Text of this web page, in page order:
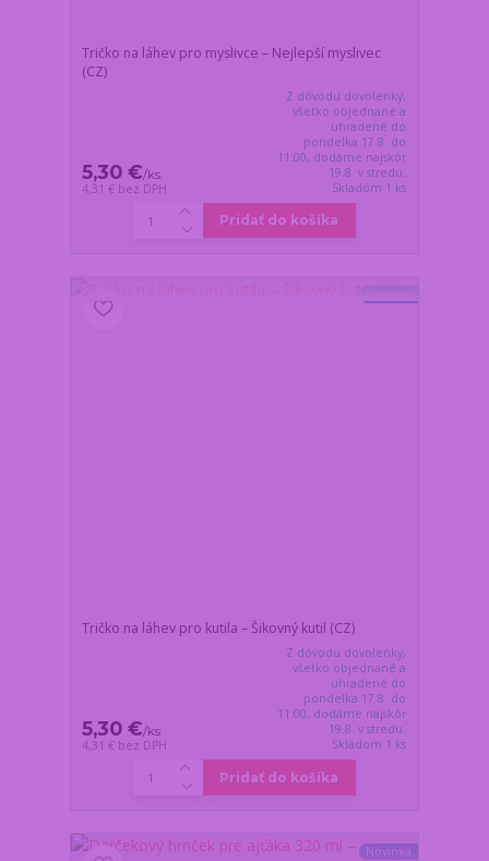
Tričko na láhev pro myslivce – Nejlepší myslivec
(CZ)
5,30 €/ks
4,31 € bez DPH
Z dôvodu dovolenky,
všetko objednané a
uhradené do
pondelka 17.8. do
11:00, dodáme najskôr
19.8. v stredu.
Skladom 1 ks
Pridať do košíka
Tričko na láhev pro kutila – Šikovný kutil (CZ)
5,30 €/ks
4,31 € bez DPH
Z dôvodu dovolenky,
všetko objednané a
uhradené do
pondelka 17.8. do
11:00, dodáme najskôr
19.8. v stredu.
Skladom 1 ks
Pridať do košíka
Novinka